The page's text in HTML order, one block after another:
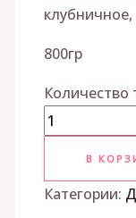
800гр
В
Категории: